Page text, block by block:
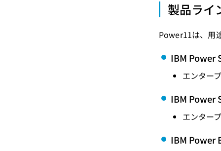
製品ライ
Power11は、用
IBM Power
エンター
IBM Power
エンター
IBM Power